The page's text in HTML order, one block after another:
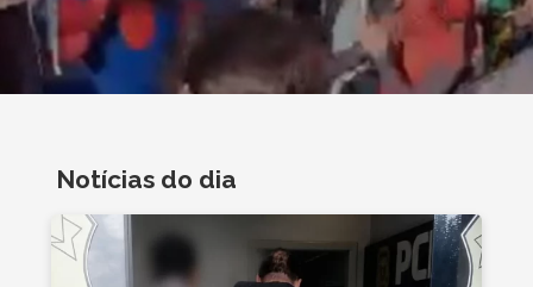
Notícias do dia